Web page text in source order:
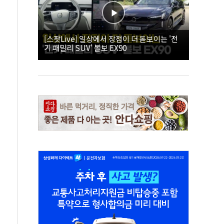
[스팟Live] 일상에서 장점이 더 돋보이는 '전
기 패밀리 SUV' 볼보 EX90